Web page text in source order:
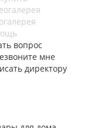
вопрос
мне
директору